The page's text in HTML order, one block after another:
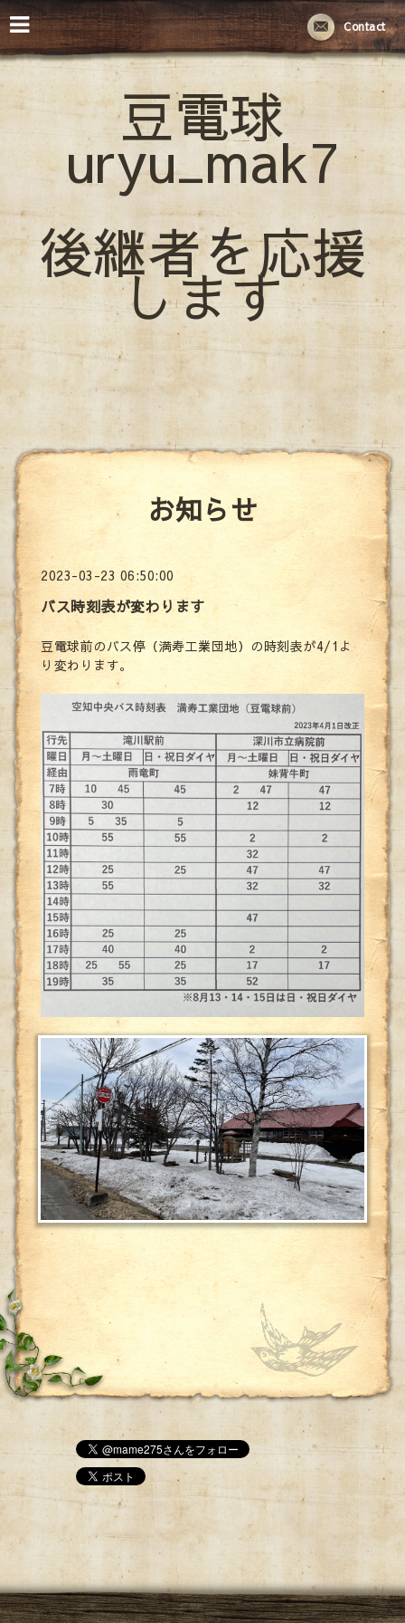
Contact
豆電球
uryu_mak7
後継者を応援
します
お知らせ
2023-03-23 06:50:00
バス時刻表が変わります
豆電球前のバス停（満寿工業団地）の時刻表が4/1よ
り変わります。